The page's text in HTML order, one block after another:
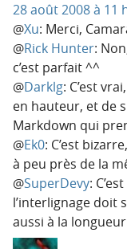
28 août 2008 à 11
@Xu: Merci,
@Rick Hunter:
c’est parfait ^^
@Darklg: C’est
en hauteur, et de
Markdown qui
@Ek0: C’est
à peu près de la
@SuperDevy:
l’interlignage doit
aussi à la